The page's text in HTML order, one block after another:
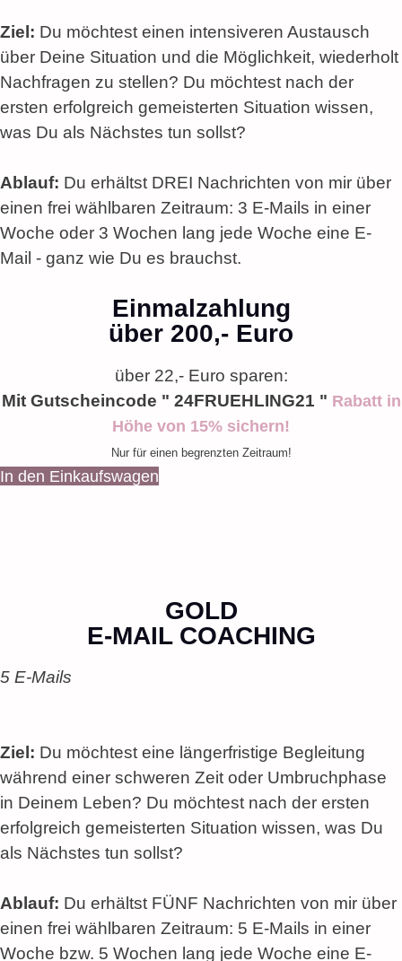
Ziel: Du möchtest einen intensiveren Austausch
über Deine Situation und die Möglichkeit, wiederholt
Nachfragen zu stellen? Du möchtest nach der
ersten erfolgreich gemeisterten Situation wissen,
was Du als Nächstes tun sollst?
Ablauf: Du erhältst DREI Nachrichten von mir über
einen frei wählbaren Zeitraum: 3 E-Mails in einer
Woche oder 3 Wochen lang jede Woche eine E-
Mail - ganz wie Du es brauchst.
Einmalzahlung
über 200,- Euro
über 22,- Euro sparen:
Mit Gutscheincode " 24FRUEHLING21 " Rabatt in
Höhe von 15% sichern!
Nur für einen begrenzten Zeitraum!
In den Einkaufswagen
GOLD
E-MAIL COACHING
5 E-Mails
Ziel: Du möchtest eine längerfristige Begleitung
während einer schweren Zeit oder Umbruchphase
in Deinem Leben? Du möchtest nach der ersten
erfolgreich gemeisterten Situation wissen, was Du
als Nächstes tun sollst?
Ablauf: Du erhältst FÜNF Nachrichten von mir über
einen frei wählbaren Zeitraum: 5 E-Mails in einer
Woche bzw. 5 Wochen lang jede Woche eine E-